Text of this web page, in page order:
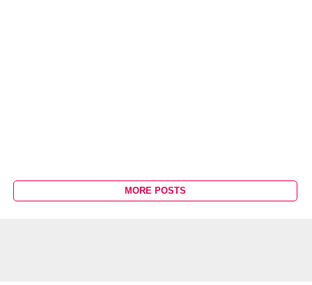
MORE POSTS